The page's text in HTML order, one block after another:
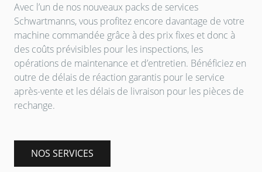
Avec l’un de nos nouveaux packs de services
Schwartmanns, vous profitez encore davantage de votre
machine commandée grâce à des prix fixes et donc à
des coûts prévisibles pour les inspections, les
opérations de maintenance et d’entretien. Bénéficiez en
outre de délais de réaction garantis pour le service
après-vente et les délais de livraison pour les pièces de
rechange.
NOS SERVICES